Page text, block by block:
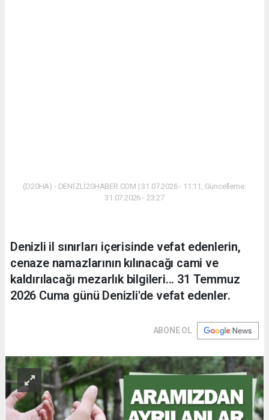
(D20HA) - DENİZLİ20HABER.COM | 31.07.2026 - 11:11, Güncelleme:
31.07.2026 - 23:27
Denizli il sınırları içerisinde vefat edenlerin,
cenaze namazlarının kılınacağı cami ve
kaldırılacağı mezarlık bilgileri... 31 Temmuz
2026 Cuma günü Denizli'de vefat edenler.
ABONE OL